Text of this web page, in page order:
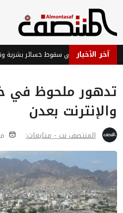
آخر الأخبار
تدهور ملحوظ في
والإنترنت بعدن
المنتصف نت - متابعات: